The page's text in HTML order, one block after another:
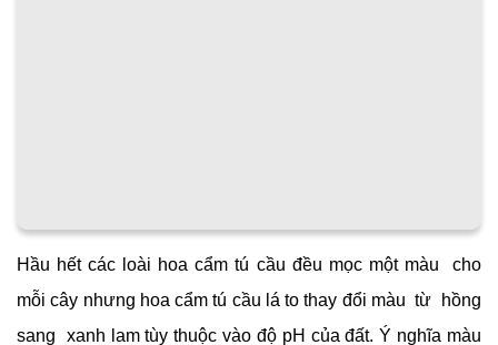
Hầu hết các loài hoa cẩm tú cầu đều mọc một màu cho
mỗi cây nhưng hoa cẩm tú cầu lá to thay đổi màu từ hồng
sang xanh lam tùy thuộc vào độ pH của đất. Ý nghĩa màu